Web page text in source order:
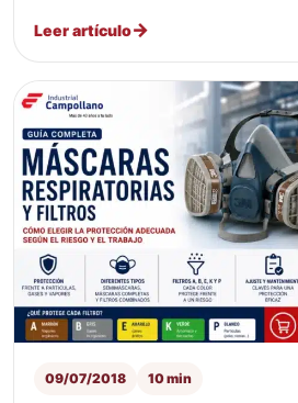
Leer artículo
09/07/2018 10 min